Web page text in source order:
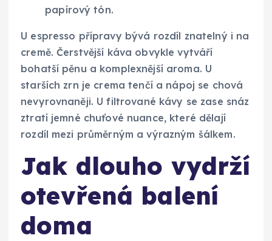
papírový tón.
U espresso přípravy bývá rozdíl znatelný i na
cremě. Čerstvější káva obvykle vytváří
bohatší pěnu a komplexnější aroma. U
starších zrn je crema tenčí a nápoj se chová
nevyrovnaněji. U filtrované kávy se zase snáz
ztratí jemné chuťové nuance, které dělají
rozdíl mezi průměrným a výrazným šálkem.
Jak dlouho vydrží
otevřená balení
doma